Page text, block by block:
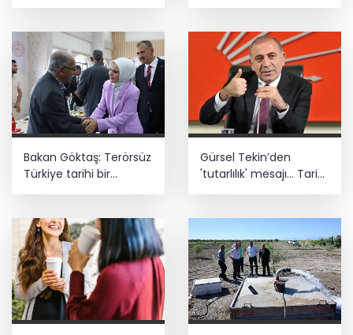
Bakan Göktaş: Terörsüz
Türkiye tarihi bir
adımdır
Gürsel Tekin’den
'tutarlılık' mesajı... Tarihi
meselelerde pusula